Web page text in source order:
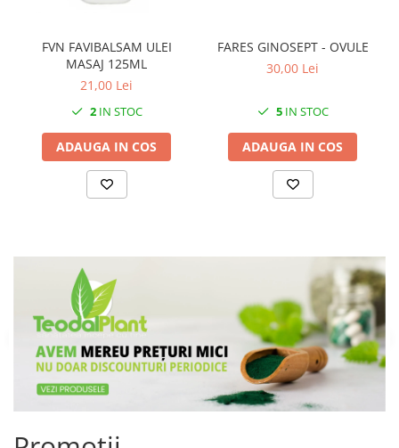
FVN FAVIBALSAM ULEI
MASAJ 125ML
21,00 Lei
2IN STOC
ADAUGA IN COS
FARES GINOSEPT - OVULE
30,00 Lei
5IN STOC
ADAUGA IN COS